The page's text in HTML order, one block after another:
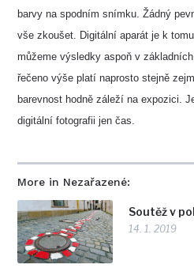
More in Nezařazené:
Soutěž v
14. 1. 2019
barvy na spodním snímku. Žádný
vše zkoušet. Digitální aparát je k
můžeme výsledky aspoň v
řečeno výše platí naprosto stejně
barevnost hodně záleží na expozici.
digitální fotografii jen čas.